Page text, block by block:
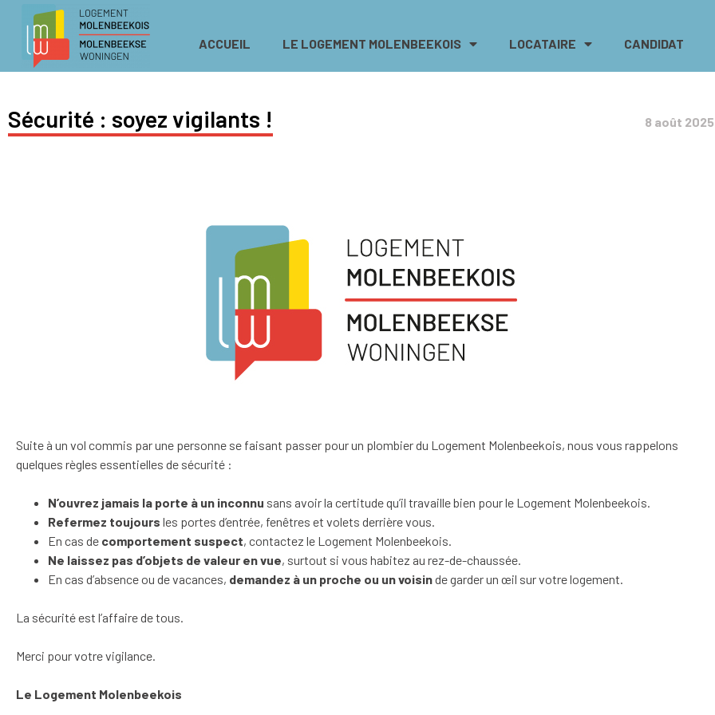
ACCUEIL LE LOGEMENT MOLENBEEKOIS LOCATAIRE CANDIDAT
Sécurité : soyez vigilants ! 8 août 2025
Suite à un vol commis par une personne se faisant passer pour un plombier du Logement Molenbeekois, nous vous rappelons
quelques règles essentielles de sécurité :
N’ouvrez jamais la porte à un inconnu sans avoir la certitude qu’il travaille bien pour le Logement Molenbeekois.
Refermez toujours les portes d’entrée, fenêtres et volets derrière vous.
En cas de comportement suspect, contactez le Logement Molenbeekois.
Ne laissez pas d’objets de valeur en vue, surtout si vous habitez au rez-de-chaussée.
En cas d’absence ou de vacances, demandez à un proche ou un voisinde garder un œil sur votre logement.
La sécurité est l’affaire de tous.
Merci pour votre vigilance.
Le Logement Molenbeekois